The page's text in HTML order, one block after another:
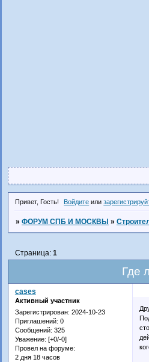
Привет, Гость! Войдите или
» ФОРУМ СПБ И МОСКВЫ »
Где
Страница: 1
cases
Активный участник
Зарегистрирован: 2024-10-23
Приглашений: 0
Сообщений: 325
Уважение: [+0/-0]
Провел на форуме:
2 дня 18 часов